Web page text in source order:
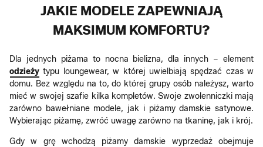
JAKIE MODELE ZAPEWNIAJĄ
MAKSIMUM KOMFORTU?
Dla jednych piżama to nocna bielizna, dla innych – element
odzieży typu loungewear, w której uwielbiają spędzać czas w
domu. Bez względu na to, do której grupy osób należysz, warto
mieć w swojej szafie kilka kompletów. Swoje zwolenniczki mają
zarówno bawełniane modele, jak i piżamy damskie satynowe.
Wybierając piżamę, zwróć uwagę zarówno na tkaninę, jak i krój.
Gdy w grę wchodzą piżamy damskie wyprzedaż obejmuje